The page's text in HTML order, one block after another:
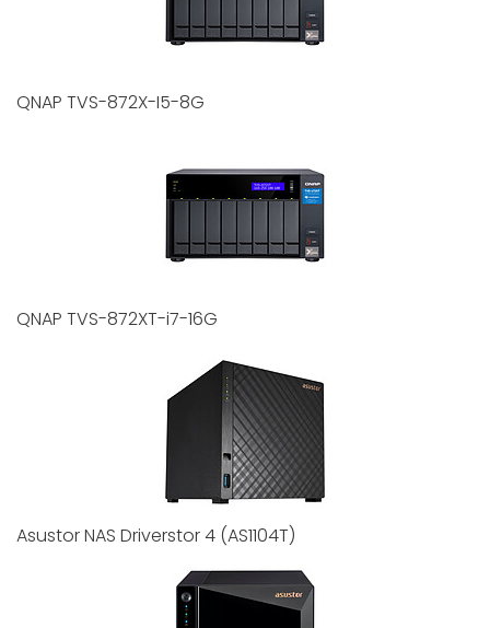
QNAP TVS-872X-I5-8G
QNAP TVS-872XT-i7-16G
Asustor NAS Driverstor 4 (AS1104T)